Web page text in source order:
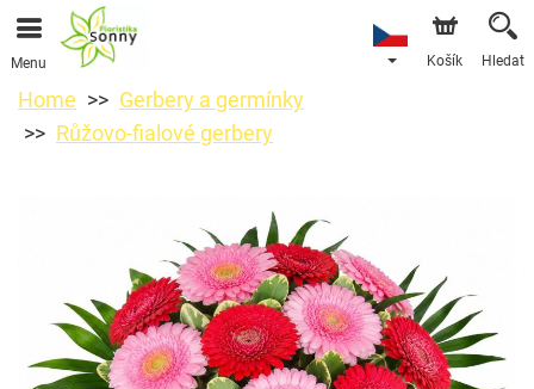
Menu Košík Hledat
Home
Gerbery a germínky
Růžovo-fialové gerbery